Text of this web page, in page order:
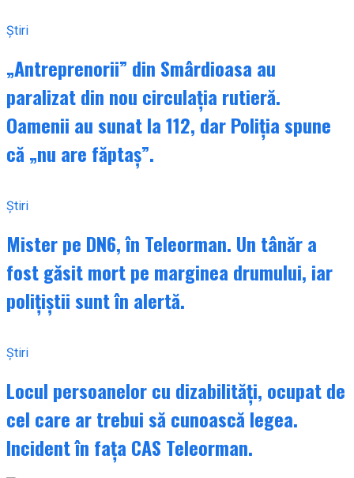
Știri
„Antreprenorii” din Smârdioasa au
paralizat din nou circulația rutieră.
Oamenii au sunat la 112, dar Poliția spune
că „nu are făptaș”.
Știri
Mister pe DN6, în Teleorman. Un tânăr a
fost găsit mort pe marginea drumului, iar
polițiștii sunt în alertă.
Știri
Locul persoanelor cu dizabilități, ocupat de
cel care ar trebui să cunoască legea.
Incident în fața CAS Teleorman.